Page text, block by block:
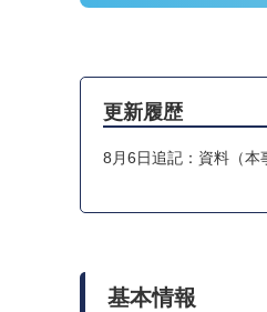
更新履歴
8月6日追記：資料（本
基本情報